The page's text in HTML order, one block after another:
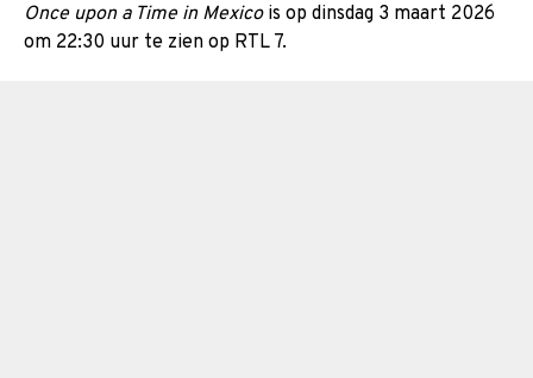
Once upon a Time in Mexicois op dinsdag 3 maart 2026
om 22:30 uur te zien op RTL 7.